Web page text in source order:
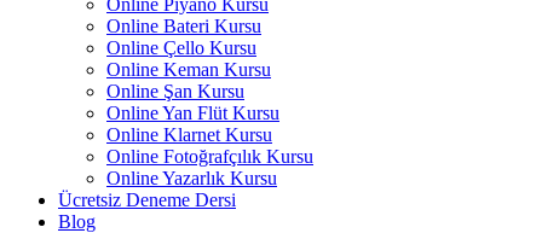
Online Piyano Kursu
Online Bateri Kursu
Online Çello Kursu
Online Keman Kursu
Online Şan Kursu
Online Yan Flüt Kursu
Online Klarnet Kursu
Online Fotoğrafçılık Kursu
Online Yazarlık Kursu
Ücretsiz Deneme Dersi
Blog